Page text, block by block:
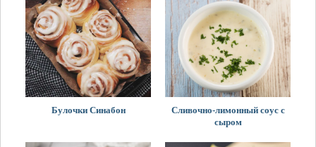
Булочки Синабон
Сливочно-лимонный соус с
сыром